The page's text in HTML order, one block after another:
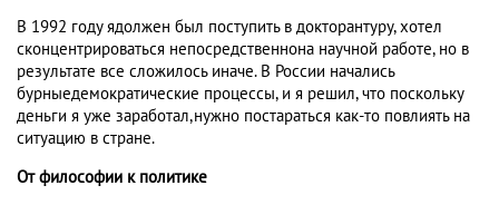
В 1992 году ядолжен был поступить в докторантуру, хотел
сконцентрироваться непосредственнона научной работе, но в
результате все сложилось иначе. В России начались
бурныедемократические процессы, и я решил, что поскольку
деньги я уже заработал,нужно постараться как-то повлиять на
ситуацию в стране.
От философии к политике